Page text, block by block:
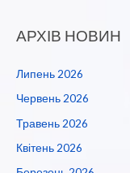
АРХІВ НОВИН
Липень 2026
Червень 2026
Травень 2026
Квітень 2026